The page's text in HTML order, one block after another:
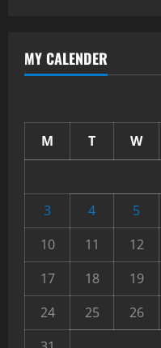
MY CALENDER
M T W
3
4 5
10
11 12
17
18 19
24
25 26